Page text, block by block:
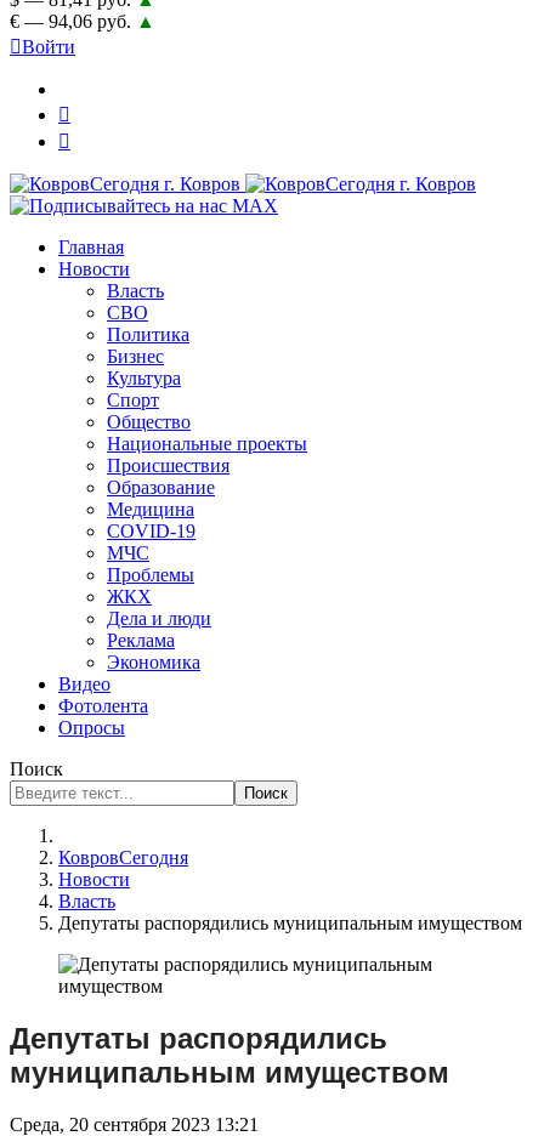
€ — 94,06 руб. ▲
Войти
Главная
Новости
Власть
СВО
Политика
Бизнес
Культура
Спорт
Общество
Национальные проекты
Происшествия
Образование
Медицина
COVID-19
МЧС
Проблемы
ЖКХ
Дела и люди
Реклама
Экономика
Видео
Фотолента
Опросы
Поиск
Поиск
КовровСегодня
Новости
Власть
Депутаты распорядились муниципальным имуществом
Депутаты распорядились
муниципальным имуществом
Среда, 20 сентября 2023 13:21